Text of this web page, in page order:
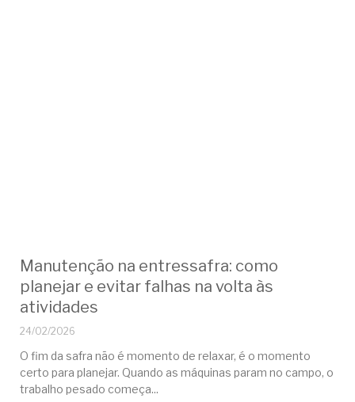
Manutenção na entressafra: como
planejar e evitar falhas na volta às
atividades
24/02/2026
O fim da safra não é momento de relaxar, é o momento
certo para planejar. Quando as máquinas param no campo, o
trabalho pesado começa